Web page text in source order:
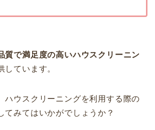
質で満足度の高いハウスクリーニン
しています。
ハウスクリーニングを利用する際の
てみてはいかがでしょうか？